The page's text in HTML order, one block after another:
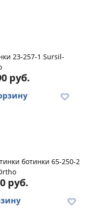
23-257-1 Sursil-
руб.
ботинки 65-250-2
руб.